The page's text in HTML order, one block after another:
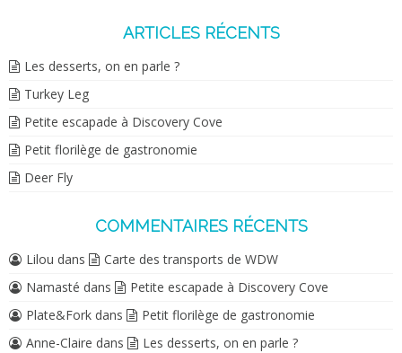
ARTICLES RÉCENTS
Les desserts, on en parle ?
Turkey Leg
Petite escapade à Discovery Cove
Petit florilège de gastronomie
Deer Fly
COMMENTAIRES RÉCENTS
Lilou dans
Carte des transports de WDW
Namasté dans
Petite escapade à Discovery Cove
Plate&Fork dans
Petit florilège de gastronomie
Anne-Claire dans
Les desserts, on en parle ?